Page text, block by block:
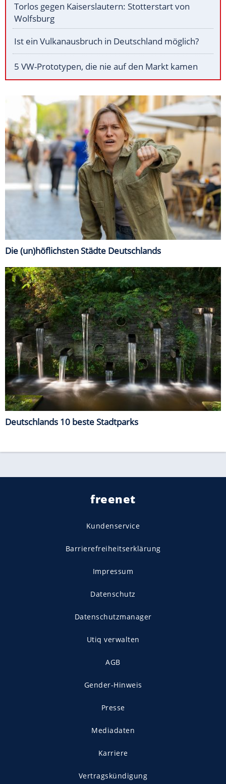
Torlos gegen Kaiserslautern: Stotterstart von
Wolfsburg
Ist ein Vulkanausbruch in Deutschland möglich?
5 VW-Prototypen, die nie auf den Markt kamen
Die (un)höflichsten Städte Deutschlands
Deutschlands 10 beste Stadtparks
freenet
Kundenservice
Barrierefreiheitserklärung
Impressum
Datenschutz
Datenschutzmanager
Utiq verwalten
AGB
Gender-Hinweis
Presse
Mediadaten
Karriere
Vertragskündigung